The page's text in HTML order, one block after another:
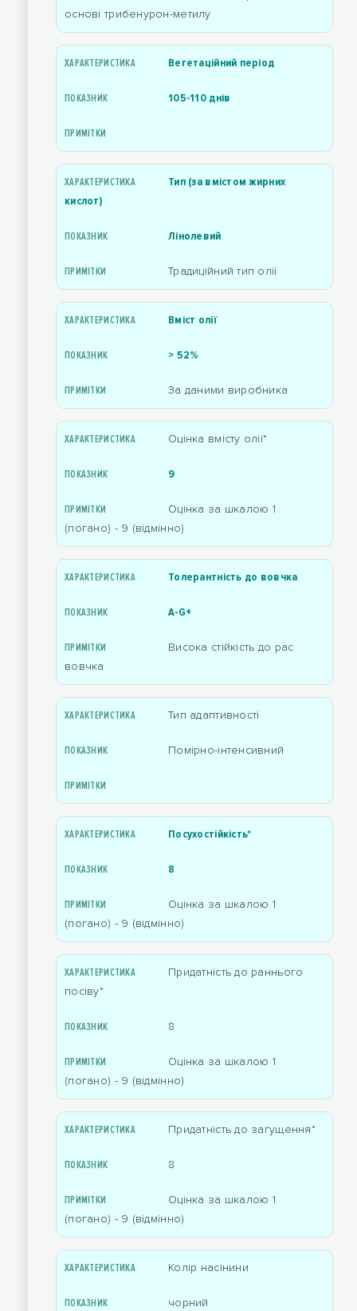
основі трибенурон-метилу
Вегетаційний період
105-110 днів
Тип (за вмістом жирних
кислот)
Лінолевий
Традиційний тип олії
Вміст олії
> 52%
За даними виробника
Оцінка вмісту олії*
9
Оцінка за шкалою 1
(погано) - 9 (відмінно)
Толерантність до вовчка
A-G+
Висока стійкість до рас
вовчка
Тип адаптивності
Помірно-інтенсивний
Посухостійкість*
8
Оцінка за шкалою 1
(погано) - 9 (відмінно)
Придатність до раннього
посіву*
8
Оцінка за шкалою 1
(погано) - 9 (відмінно)
Придатність до загущення*
8
Оцінка за шкалою 1
(погано) - 9 (відмінно)
Колір насінини
чорний